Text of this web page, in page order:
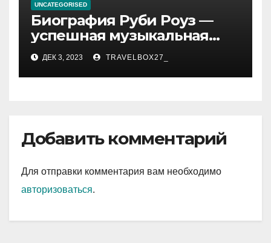
UNCATEGORISED
Биография Руби Роуз —
успешная музыкальная
карьера, личная жизнь и
знаковые достижения
ДЕК 3, 2023 TRAVELBOX27_
Добавить комментарий
Для отправки комментария вам необходимо
авторизоваться.